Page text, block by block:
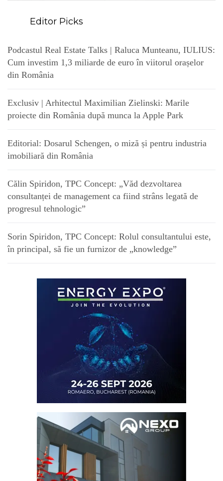
Editor Picks
Podcastul Real Estate Talks | Raluca Munteanu, IULIUS:
Cum investim 1,3 miliarde de euro în viitorul orașelor
din România
Exclusiv | Arhitectul Maximilian Zielinski: Marile
proiecte din România după munca la Apple Park
Editorial: Dosarul Schengen, o miză și pentru industria
imobiliară din România
Călin Spiridon, TPC Concept: „Văd dezvoltarea
consultanței de management ca fiind strâns legată de
progresul tehnologic”
Sorin Spiridon, TPC Concept: Rolul consultantului este,
în principal, să fie un furnizor de „knowledge”